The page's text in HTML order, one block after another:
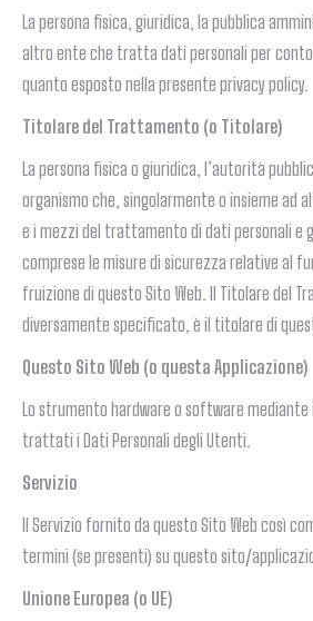
La persona fisica, giuridica, la pubblica
altro ente che tratta dati personali per
quanto esposto nella presente privacy policy.
Titolare del Trattamento (o Titolare)
La persona fisica o giuridica, l’autorità
organismo che, singolarmente o insieme ad
e i mezzi del trattamento di dati personali
comprese le misure di sicurezza relative al
fruizione di questo Sito Web. Il Titolare del
diversamente specificato, è il titolare di
Questo Sito Web (o questa Applicazione)
Lo strumento hardware o software mediante
trattati i Dati Personali degli Utenti.
Servizio
Il Servizio fornito da questo Sito Web così
termini (se presenti) su questo sito/
Unione Europea (o UE)